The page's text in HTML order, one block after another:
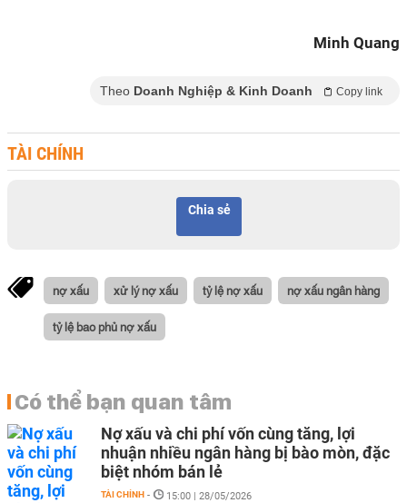
Minh Quang
Theo Doanh Nghiệp & Kinh Doanh Copy link
TÀI CHÍNH
Chia sẻ
nợ xấu xử lý nợ xấu tỷ lệ nợ xấu nợ xấu ngân hàng
tỷ lệ bao phủ nợ xấu
Có thể bạn quan tâm
Nợ xấu và chi phí vốn cùng tăng, lợi
nhuận nhiều ngân hàng bị bào mòn, đặc
biệt nhóm bán lẻ
TÀI CHÍNH - 15:00 | 28/05/2026